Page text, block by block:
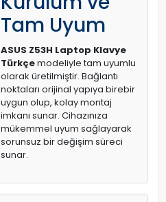
Tam Uyum
ASUS Z53H Laptop Klavye
Türkçemodeliyle tam uyumlu
olarak üretilmiştir. Bağlantı
noktaları orijinal yapıya birebir
uygun olup, kolay montaj
imkanı sunar. Cihazınıza
mükemmel uyum sağlayarak
sorunsuz bir değişim süreci
sunar.